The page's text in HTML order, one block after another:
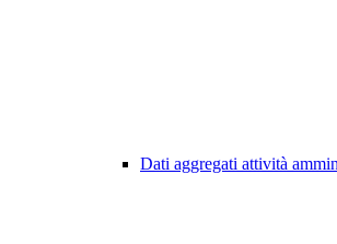
Dati aggregati attività